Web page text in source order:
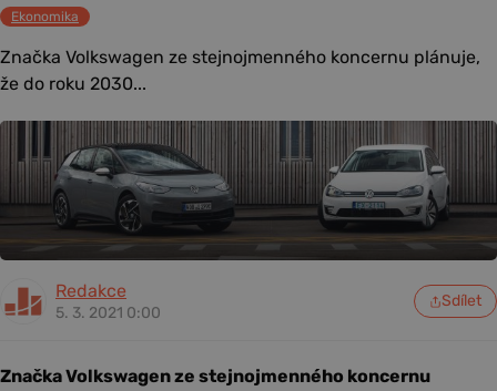
Ekonomika
Značka Volkswagen ze stejnojmenného koncernu plánuje,
že do roku 2030...
Redakce
5. 3. 2021 0:00
Sdílet
Značka Volkswagen ze stejnojmenného koncernu